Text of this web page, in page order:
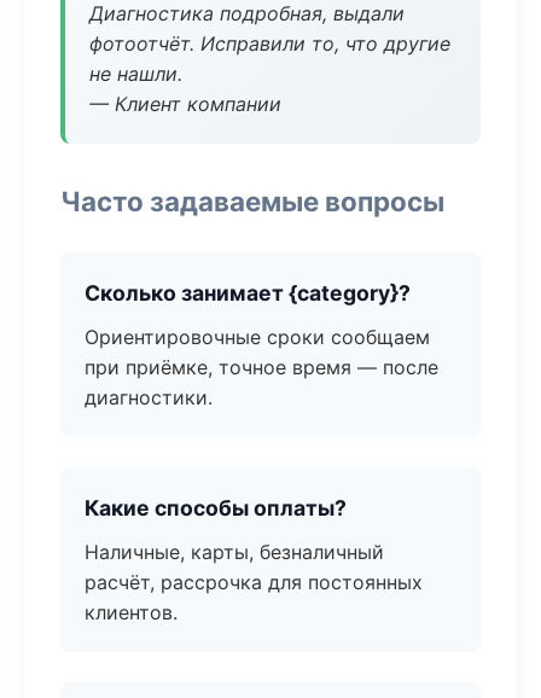
Диагностика подробная, выдали
фотоотчёт. Исправили то, что другие
не нашли.
— Клиент компании
Часто задаваемые вопросы
Сколько занимает {category}?
Ориентировочные сроки сообщаем
при приёмке, точное время — после
диагностики.
Какие способы оплаты?
Наличные, карты, безналичный
расчёт, рассрочка для постоянных
клиентов.